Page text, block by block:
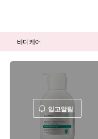
바디케어
입고알림